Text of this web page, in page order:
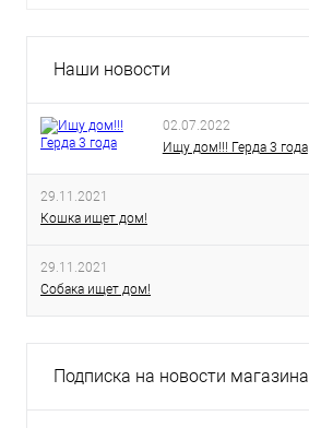
Наши новости
02.07.2022
Ищу дом!!! Герда 3 года
29.11.2021
Кошка ищет дом!
29.11.2021
Собака ищет дом!
Подписка на новости магазина